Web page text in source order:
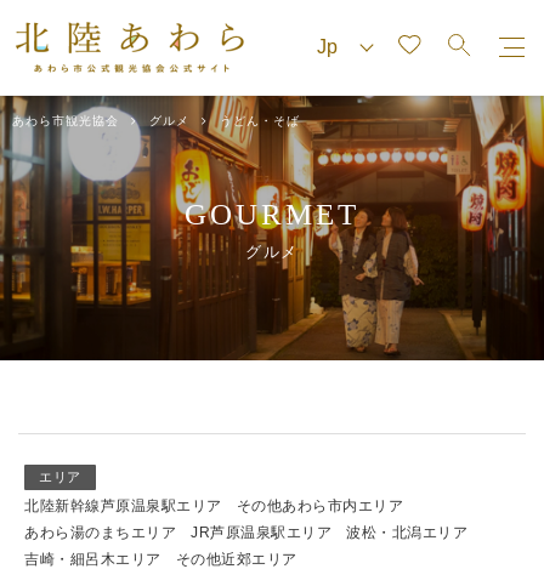
あわら市観光協会 グルメ うどん・そば
GOURMET
グルメ
エリア
北陸新幹線芦原温泉駅エリア
その他あわら市内エリア
あわら湯のまちエリア
JR芦原温泉駅エリア
波松・北潟エリア
吉崎・細呂木エリア
その他近郊エリア